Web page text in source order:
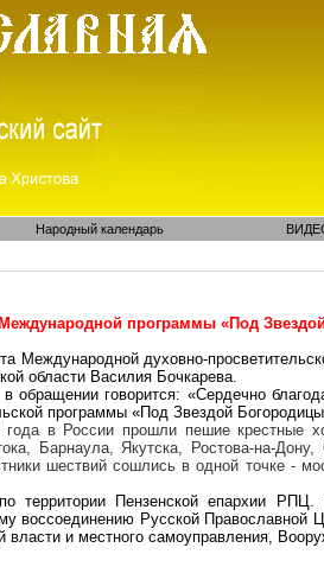
Народный календарь
программы «Под
Международной духовно-
области Василия Бочкарева.
в обращении говорится: «Сердечно
программы «Под Звездой
в России прошли пешие крестные
Барнаула, Якутска, Ростова-на-Дону,
шествий сошлись в одной точке -
Пензенской епархии РПЦ.
воссоединению Русской
власти и местного самоуправления,